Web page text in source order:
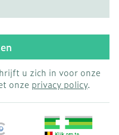
u zich in voor onze
onze privacy policy.